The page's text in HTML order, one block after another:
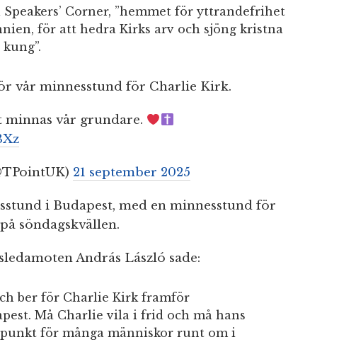
Corner, ”hemmet för yttrandefrihet
för att hedra Kirks arv och sjöng kristna
vår minnesstund för Charlie Kirk.
vår grundare.
21 september 2025
i Budapest, med en minnesstund för
söndagskvällen.
András László sade:
ber för Charlie Kirk framför
Må Charlie vila i frid och må hans
för många människor runt om i